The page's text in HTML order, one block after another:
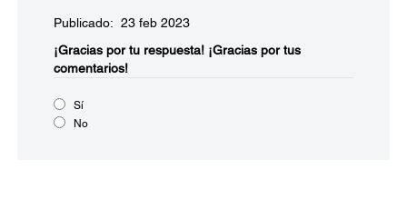
Publicado: 23 feb 2023
¡Gracias por tu respuesta! ¡Gracias por tus
comentarios!
Sí
No